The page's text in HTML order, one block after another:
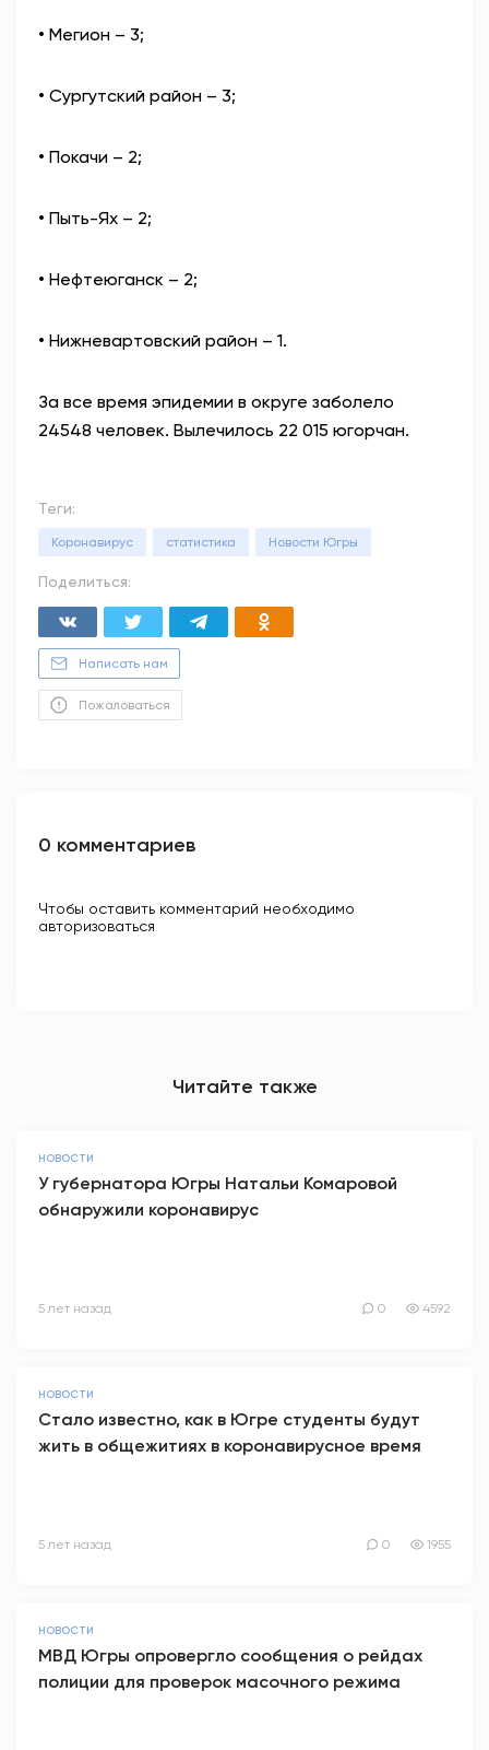
• Мегион – 3;
• Сургутский район – 3;
• Покачи – 2;
• Пыть-Ях – 2;
• Нефтеюганск – 2;
• Нижневартовский район – 1.
За все время эпидемии в округе заболело
24548 человек. Вылечилось 22 015 югорчан.
Теги:
Коронавирус статистика Новости Югры
Поделиться:
Написать нам
Пожаловаться
0 комментариев
Чтобы оставить комментарий необходимо
авторизоваться
Читайте также
НОВОСТИ
У губернатора Югры Натальи Комаровой
обнаружили коронавирус
5 лет назад 0 4592
НОВОСТИ
Стало известно, как в Югре студенты будут
жить в общежитиях в коронавирусное время
5 лет назад 0 1955
НОВОСТИ
МВД Югры опровергло сообщения о рейдах
полиции для проверок масочного режима